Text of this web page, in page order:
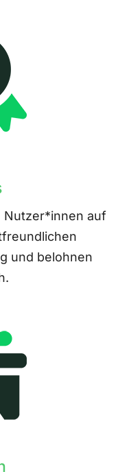
Nutzer*innen auf
und belohnen